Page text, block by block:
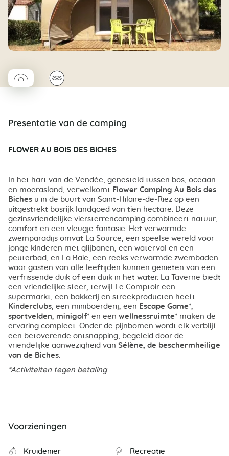
◯Coco rond🌊
Presentatie van de camping
FLOWER AU BOIS DES BICHES
In het hart van de Vendée, genesteld tussen bos, oceaan
en moerasland, verwelkomt Flower Camping Au Bois des
Biches u in de buurt van Saint-Hilaire-de-Riez op een
uitgestrekt bosrijk landgoed van tien hectare. Deze
gezinsvriendelijke viersterrencamping combineert natuur,
comfort en een vleugje fantasie. Het verwarmde
zwemparadijs omvat La Source, een speelse wereld voor
jonge kinderen met glijbanen, een waterval en een
peuterbad, en La Baie, een reeks verwarmde zwembaden
waar gasten van alle leeftijden kunnen genieten van een
verfrissende duik of een duik in het water. La Taverne biedt
een vriendelijke sfeer, terwijl Le Comptoir een
supermarkt, een bakkerij en streekproducten heeft.
Kinderclubs , een miniboerderij, een Escape Game*
sportvelden
minigolf* en een wellnessruimte* maken de
ervaring compleet. Onder de pijnbomen wordt elk verblijf
een betoverende ontsnapping, begeleid door de
vriendelijke aanwezigheid van Sélène, de beschermheilige
van de Biches
*Activiteiten tegen betaling
Voorzieningen
Kruidenier
Recreatie